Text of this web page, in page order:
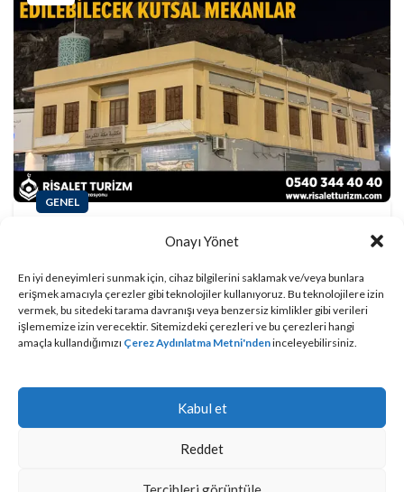
Onayı Yönet
En iyi deneyimleri sunmak için, cihaz bilgilerini saklamak ve/veya bunlara
erişmek amacıyla çerezler gibi teknolojiler kullanıyoruz. Bu teknolojilere izin
vermek, bu sitedeki tarama davranışı veya benzersiz kimlikler gibi verileri
işlememize izin verecektir. Sitemizdeki çerezleri ve bu çerezleri hangi
amaçla kullandığımızı Çerez Aydınlatma Metni'ndeninceleyebilirsiniz.
Kabul et
Reddet
GENEL
Umrede Nerelere
Gidilir?
Risalet Turizm
OKUMAYA DEVAM ET
Çerez Politikası
addressbooking.com
Turizm’e aittir.